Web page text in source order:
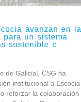
avanzan en la
para un sistema
sostenible e
de Galicial, CSG ha
institucional a Escocia
reforzar la colaboración